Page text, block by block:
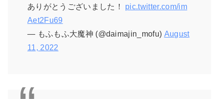
ありがとうございました！ pic.twitter.com/im
Aet2Fu69
— もふもふ大魔神 (@daimajin_mofu) August
11, 2022